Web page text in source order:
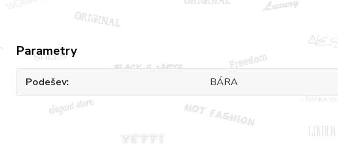
Parametry
Podešev BÁRA